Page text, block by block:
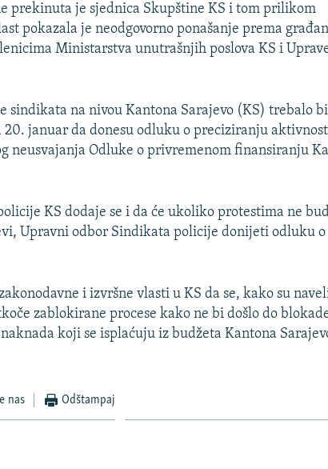
prekinuta je sjednica Skupštine KS i tom prilikom
pokazala je neodgovorno ponašanje prema
Ministarstva unutrašnjih poslova KS i
sindikata na nivou Kantona Sarajevo (KS) trebalo
20. januar da donesu odluku o preciziranju
neusvajanja Odluke o privremenom finansiranju
KS dodaje se i da će ukoliko protestima ne
Upravni odbor Sindikata policije donijeti odluku o
i izvršne vlasti u KS da se, kako su
zablokirane procese kako ne bi došlo do
koji se isplaćuju iz budžeta Kantona
nas Odštampaj